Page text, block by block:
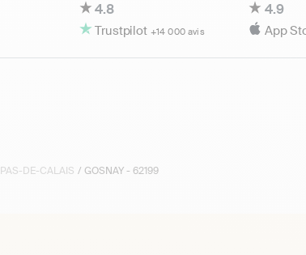
4.8
Trustpilot +14 000 avis
4.9
App
PAS-DE-CALAIS / GOSNAY - 62199